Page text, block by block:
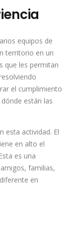
equipos de
territorio en un
que les permitan
el cumplimiento
están las
esta actividad. El
en alto el
es una
familias,
en